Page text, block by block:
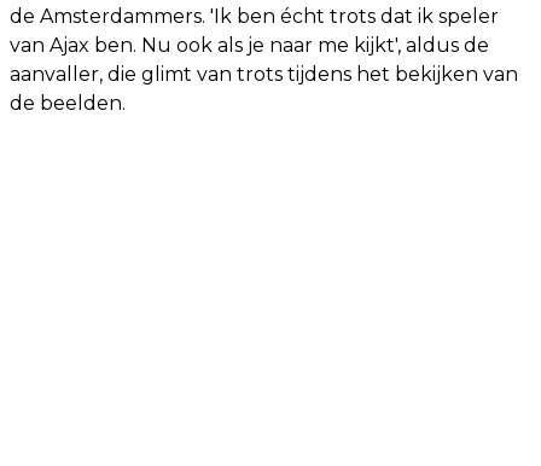
de Amsterdammers. 'Ik ben écht trots dat ik speler
van Ajax ben. Nu ook als je naar me kijkt', aldus de
aanvaller, die glimt van trots tijdens het bekijken van
de beelden.